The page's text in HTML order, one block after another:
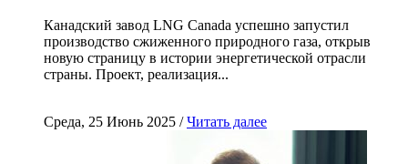
Канадский завод LNG Canada успешно запустил
производство сжиженного природного газа, открыв
новую страницу в истории энергетической отрасли
страны. Проект, реализация...
Среда, 25 Июнь 2025 /Читать далее